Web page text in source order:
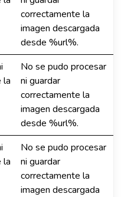
correctamente la
imagen descargada
desde %url%.
la
No se pudo procesar
ni guardar
correctamente la
imagen descargada
desde %url%.
la
No se pudo procesar
ni guardar
correctamente la
imagen descargada